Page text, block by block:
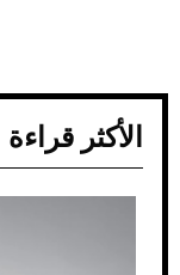
الأكثر قراءة